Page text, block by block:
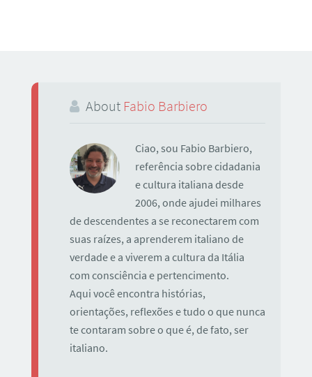
About Fabio Barbiero
Ciao, sou Fabio Barbiero,
referência sobre cidadania
e cultura italiana desde
2006, onde ajudei milhares
de descendentes a se reconectarem com
suas raízes, a aprenderem italiano de
verdade e a viverem a cultura da Itália
com consciência e pertencimento.
Aqui você encontra histórias,
orientações, reflexões e tudo o que nunca
te contaram sobre o que é, de fato, ser
italiano.